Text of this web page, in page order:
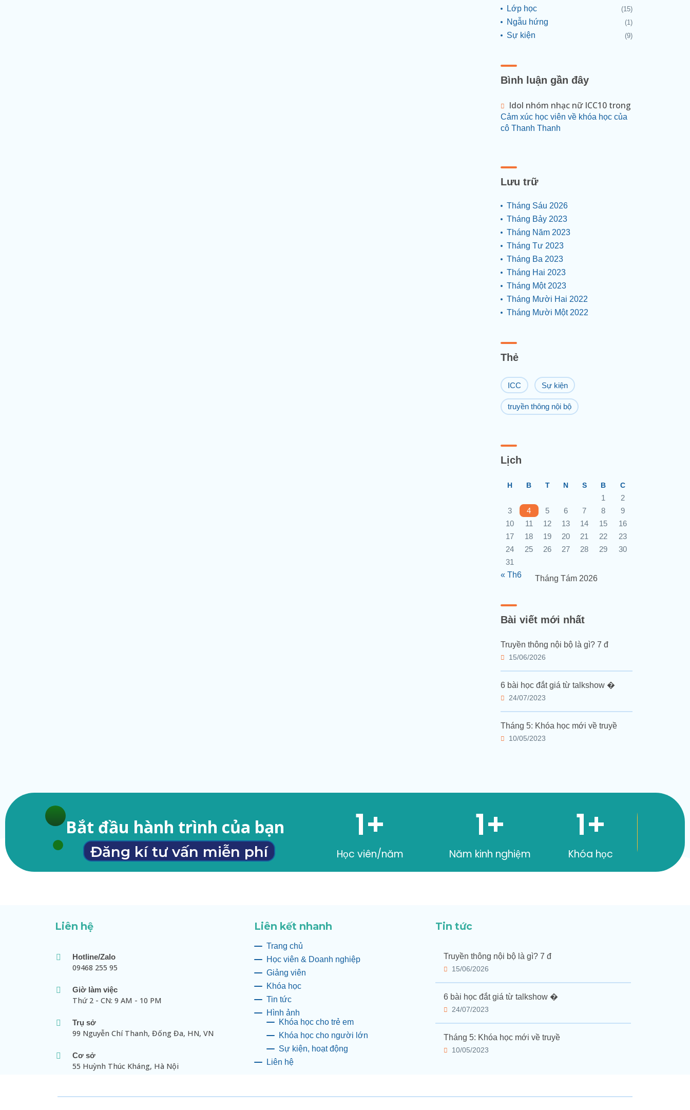
Lớp học (15)
Ngẫu hứng (1)
Sự kiện (9)
Bình luận gần đây
Idol nhóm nhạc nữ ICC10trong
Cảm xúc học viên về khóa học của
cô Thanh Thanh
Lưu trữ
Tháng Sáu 2026
Tháng Bảy 2023
Tháng Năm 2023
Tháng Tư 2023
Tháng Ba 2023
Tháng Hai 2023
Tháng Một 2023
Tháng Mười Hai 2022
Tháng Mười Một 2022
Thẻ
ICC Sự kiện
truyền thông nội bộ
Lịch
Tháng Tám 2026
H B T N S B C
1
2
3
4 5 6 7 8
9
10
11 12 13 14 15
16
17
18 19 20 21 22
23
24
25 26 27 28 29
30
31
« Th6
Bài viết mới nhất
Truyền thông nội bộ là gì? 7 đ
15/06/2026
6 bài học đắt giá từ talkshow �
24/07/2023
Tháng 5: Khóa học mới về truyề
10/05/2023
Bắt đầu hành trình của bạn
Đăng kí tư vấn miễn phí
1+
Học viên/năm
1+
Năm kinh nghiệm
1+
Khóa học
Liên hệ
Hotline/Zalo
09468 255 95
Giờ làm việc
Thứ 2 - CN: 9 AM - 10 PM
Trụ sở
99 Nguyễn Chí Thanh, Đống Đa, HN, VN
Cơ sở
55 Huỳnh Thúc Kháng, Hà Nội
Liên kết nhanh
Trang chủ
Học viên & Doanh nghiệp
Giảng viên
Khóa học
Tin tức
Hình ảnh
Khóa học cho trẻ em
Khóa học cho người lớn
Sự kiện, hoạt động
Liên hệ
Tin tức
Truyền thông nội bộ là gì? 7 đ
15/06/2026
6 bài học đắt giá từ talkshow �
24/07/2023
Tháng 5: Khóa học mới về truyề
10/05/2023